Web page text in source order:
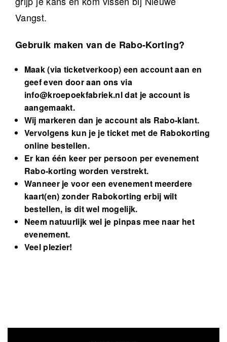
Vangst.
Gebruik maken van de Rabo-Korting?
Maak (via ticketverkoop) een account aan en
geef even door aan ons via
info@kroepoekfabriek.nldat je account is
aangemaakt.
Wij markeren dan je account als Rabo-klant.
Vervolgens kun je je ticket met de Rabokorting
online bestellen.
Er kan één keer per persoon per evenement
Rabo-korting worden verstrekt.
Wanneer je voor een evenement meerdere
kaart(en) zonder Rabokorting erbij wilt
bestellen, is dit wel mogelijk.
Neem natuurlijk wel je pinpas mee naar het
evenement.
Veel plezier!